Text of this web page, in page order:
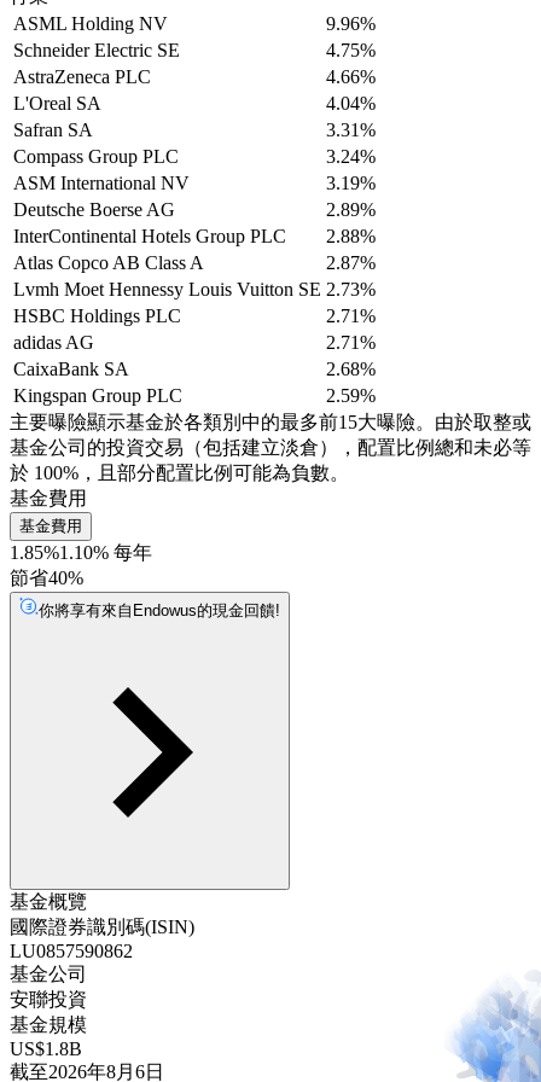
ASML Holding NV
9.96%
Schneider Electric SE
4.75%
AstraZeneca PLC
4.66%
L'Oreal SA
4.04%
Safran SA
3.31%
Compass Group PLC
3.24%
ASM International NV
3.19%
Deutsche Boerse AG
2.89%
InterContinental Hotels Group PLC
2.88%
Atlas Copco AB Class A
2.87%
Lvmh Moet Hennessy Louis Vuitton SE 2.73%
HSBC Holdings PLC
2.71%
adidas AG
2.71%
CaixaBank SA
2.68%
Kingspan Group PLC
2.59%
主要曝險顯示基金於各類別中的最多前15大曝險。由於取整或
基金公司的投資交易（包括建立淡倉），配置比例總和未必等
於 100%，且部分配置比例可能為負數。
基金費用
基金費用
1.85%1.10% 每年
節省40%
你將享有來自Endowus的現金回饋!
基金概覽
國際證券識別碼(ISIN)
LU0857590862
基金公司
安聯投資
基金規模
US$1.8B
截至2026年8月6日